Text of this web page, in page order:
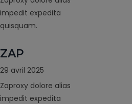
impedit expedita
quisquam.
ZAP
29 avril 2025
Zaproxy dolore alias
impedit expedita